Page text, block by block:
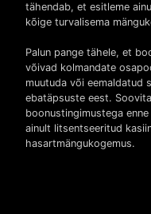
tähendab, et esitleme
kõige turvalisema
Palun pange tähele, et
võivad kolmandate
muutuda või eemaldatud
ebatäpsuste eest.
boonustingimustega
ainult litsentseeritud
hasartmängukogemus.